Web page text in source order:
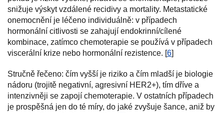
snižuje výskyt vzdálené recidivy a mortality. Metastatické
onemocnění je léčeno individuálně: v případech
hormonální citlivosti se zahajují endokrinní/cílené
kombinace, zatímco chemoterapie se používá v případech
viscerální krize nebo hormonální rezistence. [6]
Stručně řečeno: čím vyšší je riziko a čím mladší je biologie
nádoru (trojitě negativní, agresivní HER2+), tím dříve a
intenzivněji se zapojí chemoterapie. V ostatních případech
je prospěšná jen do té míry, do jaké zvyšuje šance, aniž by